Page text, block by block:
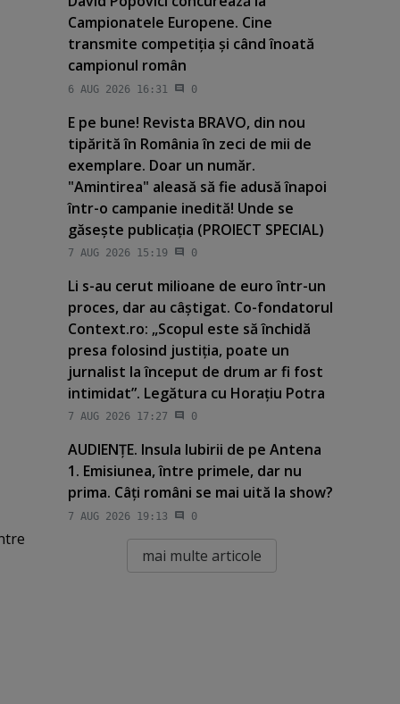
Campionatele Europene. Cine
transmite competiţia şi când înoată
campionul român
6 AUG 2026 16:31 0
E pe bune! Revista BRAVO, din nou
tipărită în România în zeci de mii de
exemplare. Doar un număr.
"Amintirea" aleasă să fie adusă înapoi
într-o campanie inedită! Unde se
găseşte publicaţia (PROIECT SPECIAL)
7 AUG 2026 15:19 0
Li s-au cerut milioane de euro într-un
proces, dar au câştigat. Co-fondatorul
Context.ro: „Scopul este să închidă
presa folosind justiţia, poate un
jurnalist la început de drum ar fi fost
intimidat”. Legătura cu Horaţiu Potra
7 AUG 2026 17:27 0
AUDIENŢE. Insula Iubirii de pe Antena
1. Emisiunea, între primele, dar nu
prima. Câţi români se mai uită la show?
7 AUG 2026 19:13 0
mai multe articole